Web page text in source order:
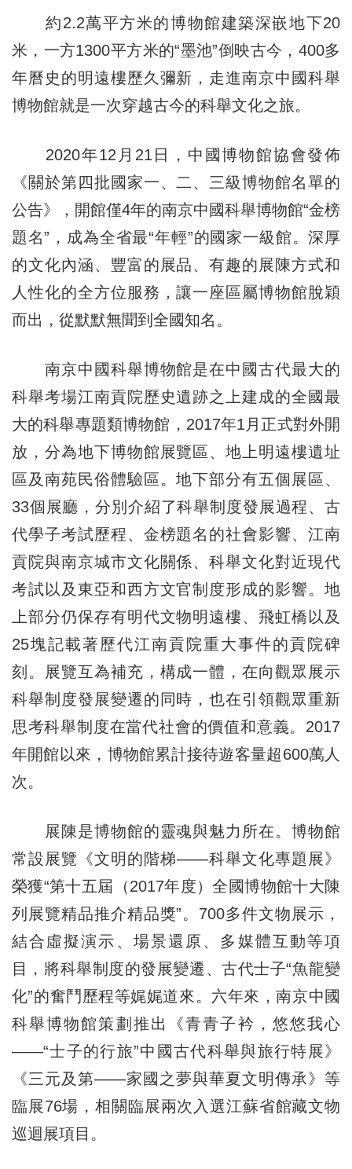
約2.2萬平方米的博物館建築深嵌地下20
米，一方1300平方米的“墨池”倒映古今，400多
年曆史的明遠樓歷久彌新，走進南京中國科舉
博物館就是一次穿越古今的科舉文化之旅。
2020年12月21日，中國博物館協會發佈
《關於第四批國家一、二、三級博物館名單的
公告》，開館僅4年的南京中國科舉博物館“金榜
題名”，成為全省最“年輕”的國家一級館。深厚
的文化內涵、豐富的展品、有趣的展陳方式和
人性化的全方位服務，讓一座區屬博物館脫穎
而出，從默默無聞到全國知名。
南京中國科舉博物館是在中國古代最大的
科舉考場江南貢院歷史遺跡之上建成的全國最
大的科舉專題類博物館，2017年1月正式對外開
放，分為地下博物館展覽區、地上明遠樓遺址
區及南苑民俗體驗區。地下部分有五個展區、
33個展廳，分別介紹了科舉制度發展過程、古
代學子考試歷程、金榜題名的社會影響、江南
貢院與南京城市文化關係、科舉文化對近現代
考試以及東亞和西方文官制度形成的影響。地
上部分仍保存有明代文物明遠樓、飛虹橋以及
25塊記載著歷代江南貢院重大事件的貢院碑
刻。展覽互為補充，構成一體，在向觀眾展示
科舉制度發展變遷的同時，也在引領觀眾重新
思考科舉制度在當代社會的價值和意義。2017
年開館以來，博物館累計接待遊客量超600萬人
次。
展陳是博物館的靈魂與魅力所在。博物館
常設展覽《文明的階梯——科舉文化專題展》
榮獲“第十五屆（2017年度）全國博物館十大陳
列展覽精品推介精品獎”。700多件文物展示，
結合虛擬演示、場景還原、多媒體互動等項
目，將科舉制度的發展變遷、古代士子“魚龍變
化”的奮鬥歷程等娓娓道來。六年來，南京中國
科舉博物館策劃推出《青青子衿，悠悠我心
——“士子的行旅”中國古代科舉與旅行特展》
《三元及第——家國之夢與華夏文明傳承》等
臨展76場，相關臨展兩次入選江蘇省館藏文物
巡迴展項目。